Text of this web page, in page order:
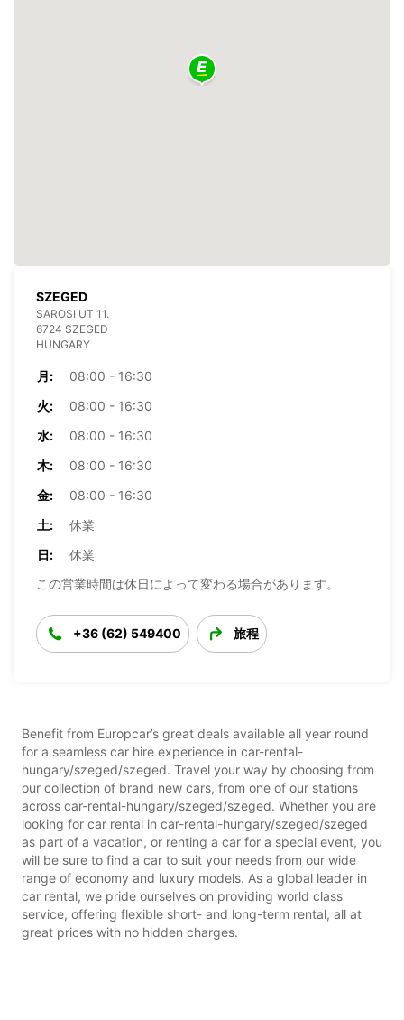
SZEGED
SAROSI UT 11.
6724 SZEGED
HUNGARY
月:
08:00 - 16:30
火:
08:00 - 16:30
水:
08:00 - 16:30
木:
08:00 - 16:30
金:
08:00 - 16:30
土:
休業
日:
休業
この営業時間は休日によって変わる場合があります。
+36 (62) 549400 旅程
Benefit from Europcar’s great deals available all year round
for a seamless car hire experience in car-rental-
hungary/szeged/szeged. Travel your way by choosing from
our collection of brand new cars, from one of our stations
across car-rental-hungary/szeged/szeged. Whether you are
looking for car rental in car-rental-hungary/szeged/szeged
as part of a vacation, or renting a car for a special event, you
will be sure to find a car to suit your needs from our wide
range of economy and luxury models. As a global leader in
car rental, we pride ourselves on providing world class
service, offering flexible short- and long-term rental, all at
great prices with no hidden charges.